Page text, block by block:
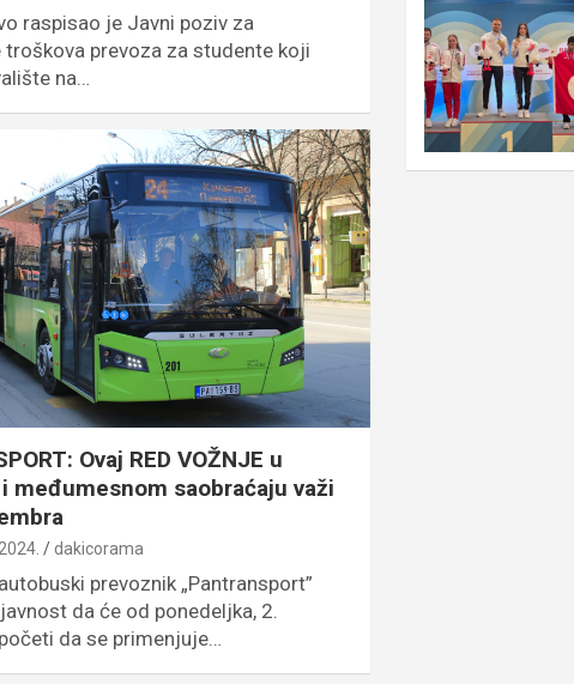
raspisao je Javni poziv za
troškova prevoza za studente koji
na…
Ovaj RED VOŽNJE u
međumesnom saobraćaju važi
dakicorama
prevoznik „Pantransport”
da će od ponedeljka, 2.
da se primenjuje…